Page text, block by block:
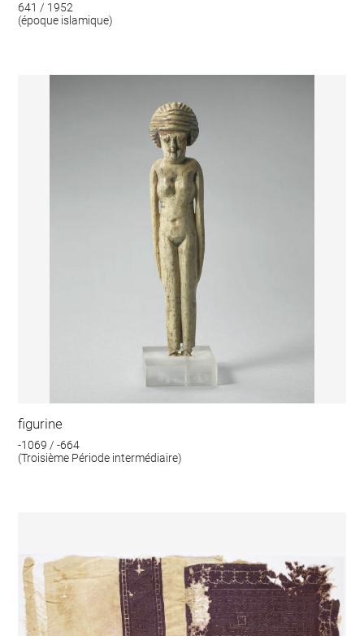
641 / 1952
(époque islamique)
figurine
-1069 / -664
(Troisième Période intermédiaire)